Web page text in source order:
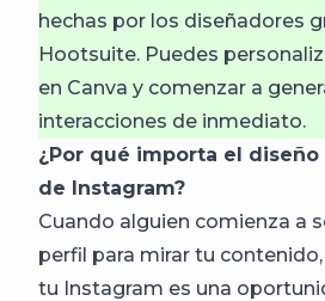
hechas por los diseñadores
Hootsuite. Puedes
en Canva y comenzar a
interacciones de inmediato.
¿Por qué importa el
de Instagram?
Cuando alguien comienza a
perfil para mirar tu
tu Instagram es una